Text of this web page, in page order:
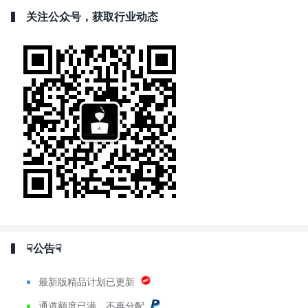
关注公众号，获取行业动态
☟公告☟
最新版精品计划已更新